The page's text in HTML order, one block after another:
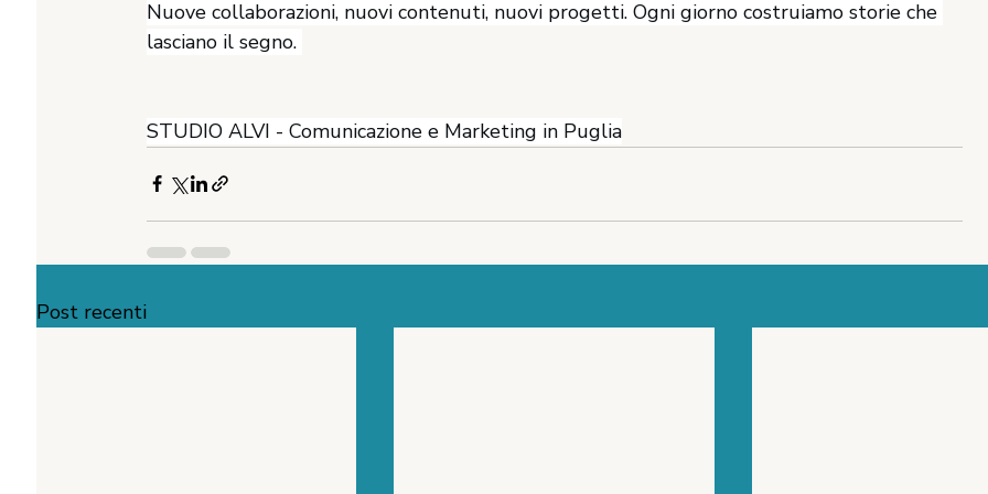
Nuove collaborazioni, nuovi contenuti, nuovi progetti. Ogni giorno costruiamo storie che
lasciano il segno.
STUDIO ALVI - Comunicazione e Marketing in Puglia
Post recenti